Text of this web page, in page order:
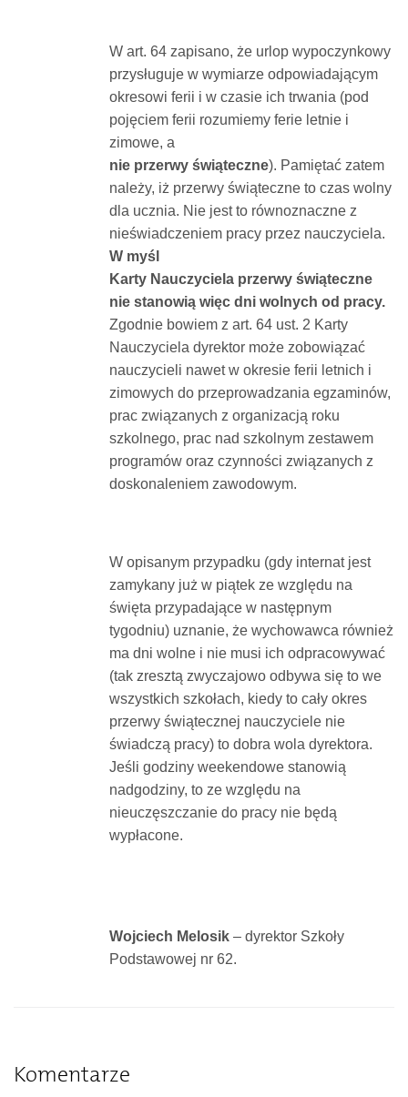
W art. 64 zapisano, że urlop wypoczynkowy
przysługuje w wymiarze odpowiadającym
okresowi ferii i w czasie ich trwania (pod
pojęciem ferii rozumiemy ferie letnie i
zimowe, a
nie przerwy świąteczne). Pamiętać zatem
należy, iż przerwy świąteczne to czas wolny
dla ucznia. Nie jest to równoznaczne z
nieświadczeniem pracy przez nauczyciela.
W myśl
Karty Nauczyciela przerwy świąteczne
nie stanowią więc dni wolnych od pracy.
Zgodnie bowiem z art. 64 ust. 2 Karty
Nauczyciela dyrektor może zobowiązać
nauczycieli nawet w okresie ferii letnich i
zimowych do przeprowadzania egzaminów,
prac związanych z organizacją roku
szkolnego, prac nad szkolnym zestawem
programów oraz czynności związanych z
doskonaleniem zawodowym.
W opisanym przypadku (gdy internat jest
zamykany już w piątek ze względu na
święta przypadające w następnym
tygodniu) uznanie, że wychowawca również
ma dni wolne i nie musi ich odpracowywać
(tak zresztą zwyczajowo odbywa się to we
wszystkich szkołach, kiedy to cały okres
przerwy świątecznej nauczyciele nie
świadczą pracy) to dobra wola dyrektora.
Jeśli godziny weekendowe stanowią
nadgodziny, to ze względu na
nieuczęszczanie do pracy nie będą
wypłacone.
Wojciech Melosik– dyrektor Szkoły
Podstawowej nr 62.
Komentarze